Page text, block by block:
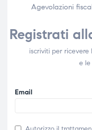
Agevolazioni
Registrati
iscriviti per
e
Email